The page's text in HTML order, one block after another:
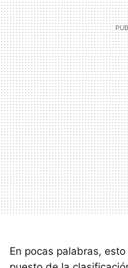
En pocas palabras,